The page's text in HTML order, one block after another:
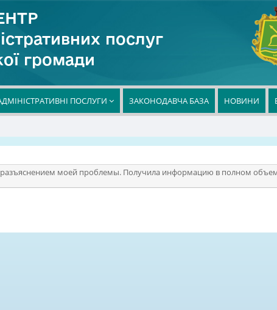
послуг
громади
ПОСЛУГИ ЗАКОНОДАВЧА БАЗА НОВИНИ
разъяснением моей проблемы. Получила информацию в полном